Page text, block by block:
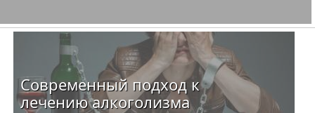
Современный подход к
лечению алкоголизма